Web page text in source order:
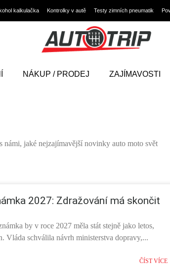
kalkulačka Kontrolky v autě Testy zimních pneumatik
NÁKUP / PRODEJ ZAJÍMAVOSTI
jaké nejzajímavější novinky auto moto svět
2027: Zdražování má skončit
by v roce 2027 měla stát stejně jako letos,
Vláda schválila návrh ministerstva dopravy,...
ČÍST VÍCE